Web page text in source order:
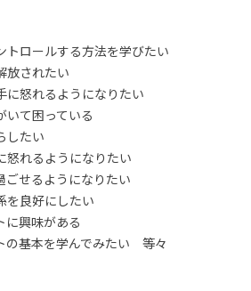
トロールする方法を学びたい
放されたい
に怒れるようになりたい
いて困っている
したい
怒れるようになりたい
ごせるようになりたい
を良好にしたい
に興味がある
の基本を学んでみたい 等々